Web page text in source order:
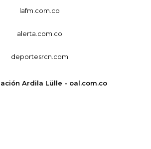
lafm.com.co
alerta.com.co
deportesrcn.com
Ardila Lülle - oal.com.co